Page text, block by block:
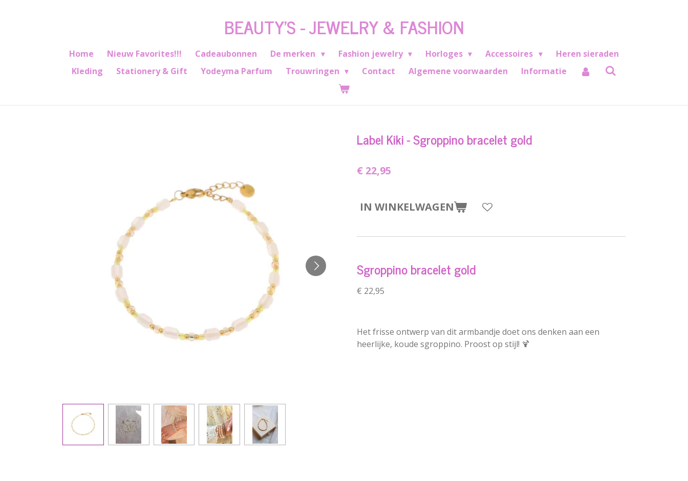
BEAUTY'S - JEWELRY & FASHION
Home Nieuw Favorites!!! Cadeaubonnen De merken Fashion jewelry Horloges Accessoires
Heren sieraden
Kleding
Stationery & Gift Yodeyma Parfum Trouwringen Contact Algemene voorwaarden Informatie
Label Kiki - Sgroppino bracelet gold
€ 22,95
IN WINKELWAGEN
Sgroppino bracelet gold
€ 22,95
Het frisse ontwerp van dit armbandje doet ons denken aan een
heerlijke, koude sgroppino. Proost op stijl! 🍹